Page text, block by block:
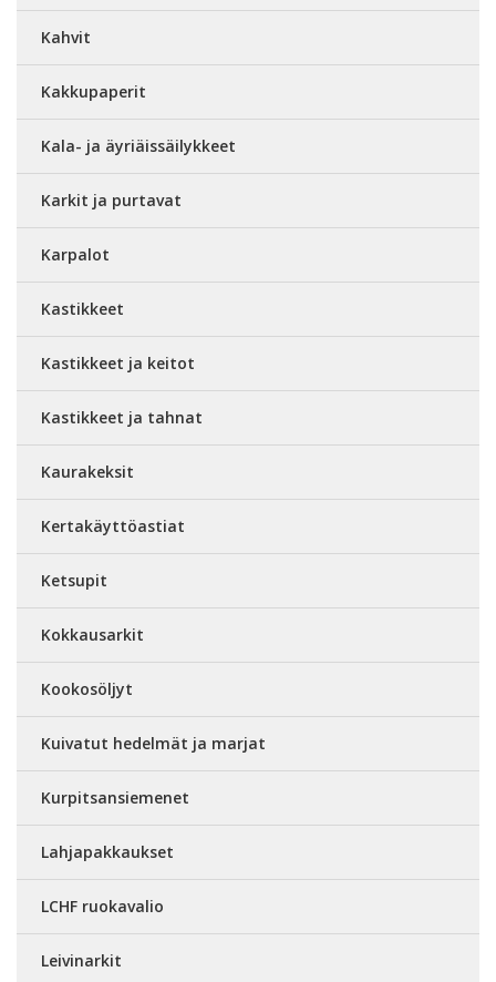
Kahvit
Kakkupaperit
Kala- ja äyriäissäilykkeet
Karkit ja purtavat
Karpalot
Kastikkeet
Kastikkeet ja keitot
Kastikkeet ja tahnat
Kaurakeksit
Kertakäyttöastiat
Ketsupit
Kokkausarkit
Kookosöljyt
Kuivatut hedelmät ja marjat
Kurpitsansiemenet
Lahjapakkaukset
LCHF ruokavalio
Leivinarkit